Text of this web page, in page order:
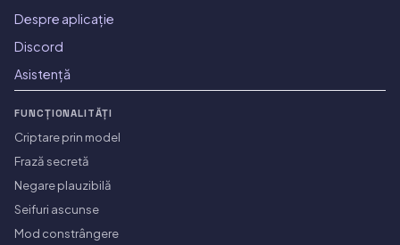
Despre aplicație
Discord
Asistență
FUNCȚIONALITĂȚI
Criptare prin model
Frază secretă
Negare plauzibilă
Seifuri ascunse
Mod constrângere